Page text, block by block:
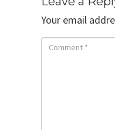
Your email